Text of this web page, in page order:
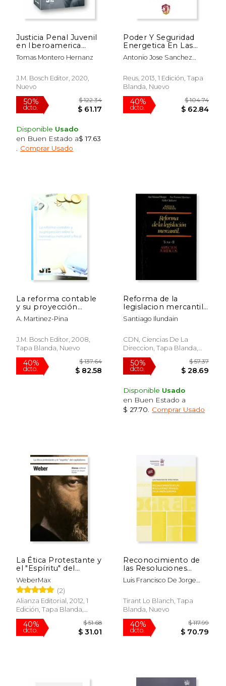
40%
dcto.
40%
dcto.
Justicia Penal Juvenil
en Iberoamerica
Libro Homenaje Elias
Tomas Montero Hernanz
J.M. Bosch Editor, 2020,
Nuevo
Disponible Usado
en Buen Estado a$ 17.63
Comprar Usado
Poder Y Seguridad
Energetica En Las
Relaciones
Internacionales
Antonio Jose Sanchez
Reus, 2013, 1 Edición, Tapa
Blanda, Nuevo
La reforma contable
y su proyección
sobre la normativa
mercantil y fiscal.
Formación Continua
Facultad de Derecho
A. Martinez-Pina
J.M. Bosch Editor, 2008,
Tapa Blanda, Nuevo
Reforma de la
legislacion mercantil
(Spanish Edition)
Santiago Ilundain
CDN, Ciencias De La
Direccion, Tapa Blanda,
Nuevo
Disponible Usado
en Buen Estado a
$ 27.70
Comprar Usado
La Ética Protestante y
el "Espíritu" del
Capitalismo
WeberMax
(2)
Alianza Editorial, 2012, 1
Edición, Tapa Blanda,
Nuevo
Reconocimiento de
las Resoluciones
Penales en la Unión
Europea
Luis Francisco De Jorge
Tirant Lo Blanch, Tapa
Blanda, Nuevo